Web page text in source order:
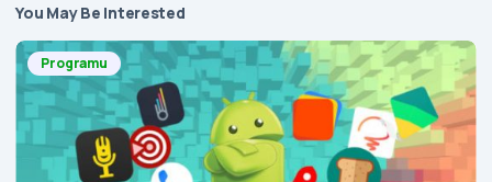
You May Be Interested
Programu